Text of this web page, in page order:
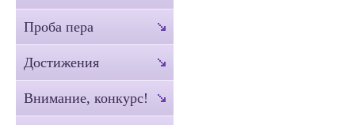
Проба пера
Достижения
Внимание, конкурс!